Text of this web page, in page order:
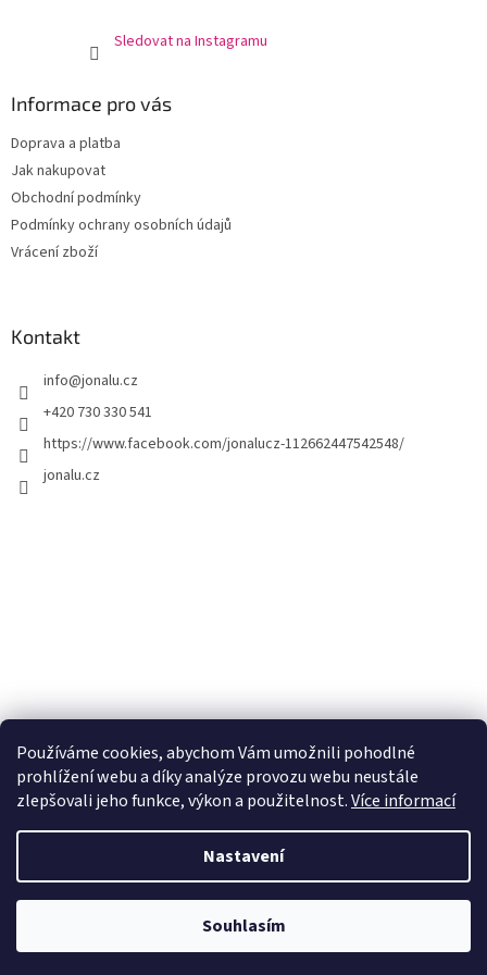
Používáme cookies, abychom Vám umožnili pohodlné
prohlížení webu a díky analýze provozu webu neustále
zlepšovali jeho funkce, výkon a použitelnost.Více informací
Nastavení
Souhlasím
Sledovat na Instagramu
Informace pro vás
Doprava a platba
Jak nakupovat
Obchodní podmínky
Podmínky ochrany osobních údajů
Vrácení zboží
Kontakt
info@jonalu.cz
+420 730 330 541
https://www.facebook.com/jonalucz-112662447542548/
jonalu.cz
Vytvořil Shoptet
JONALU.CZ. Všechna práva vyhrazena.